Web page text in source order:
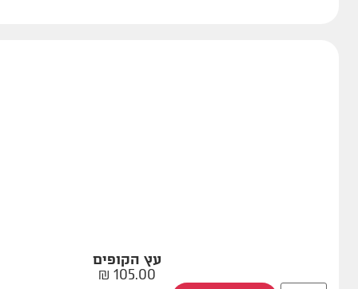
עץ הקופים
105.00
₪